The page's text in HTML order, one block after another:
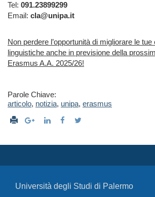
Tel: 091.23899299
Email: cla@unipa.it
Non perdere l’opportunità di migliorare le
linguistiche anche in previsione della
Erasmus A.A. 2025/26!
Parole Chiave:
articolo, notizia, unipa, erasmus
Università degli Studi di Palermo